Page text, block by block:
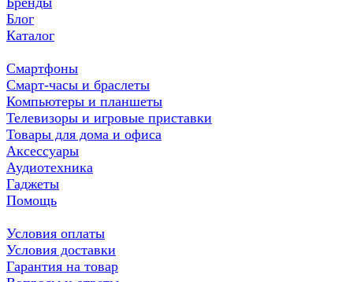
Блог
Каталог
Смартфоны
Смарт-часы и браслеты
Компьютеры и планшеты
Телевизоры и игровые приставки
Товары для дома и офиса
Аксессуары
Аудиотехника
Гаджеты
Помощь
Условия оплаты
Условия доставки
Гарантия на товар